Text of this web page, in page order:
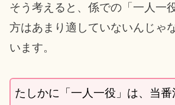
そう考えると、係での「一人一
方はあまり適していないんじゃ
います。
たしかに「一人一役」は、当番